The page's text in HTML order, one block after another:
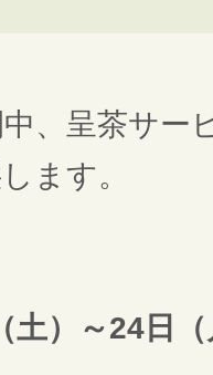
、呈茶サー
ます。
土）～24日